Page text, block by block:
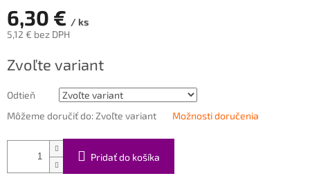
6,30 € / ks
5,12 € bez DPH
cena:
Zvoľte variant
Odtieň
Môžeme doručiť do: Zvoľte variant Možnosti doručenia
Pridať do košíka